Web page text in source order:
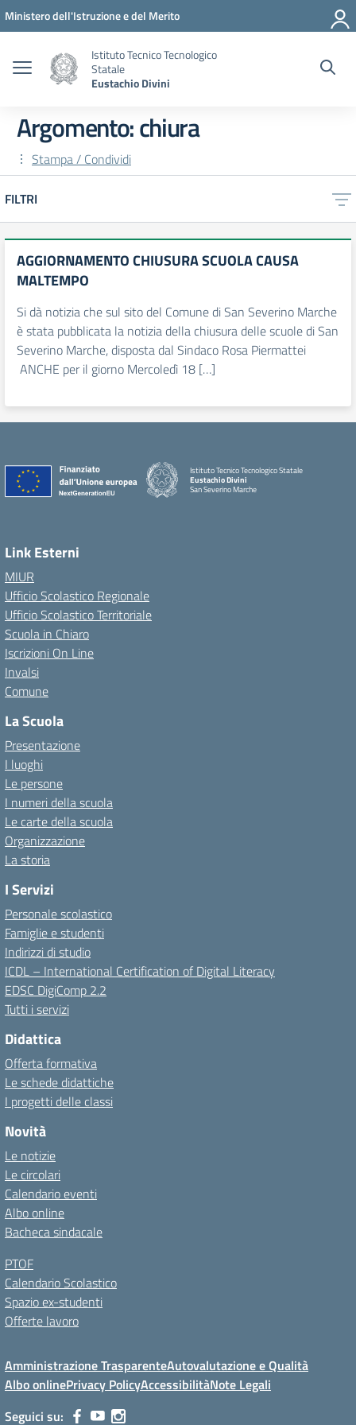
Vai ai contenuti
Vai al menu di navigazione
Vai al footer
Ministero dell'Istruzione e del Merito
Istituto Tecnico Tecnologico
Statale
Eustachio Divini
Argomento: chiura
Stampa / Condividi
FILTRI
AGGIORNAMENTO CHIUSURA SCUOLA CAUSA
MALTEMPO
Si dà notizia che sul sito del Comune di San Severino Marche
è stata pubblicata la notizia della chiusura delle scuole di San
Severino Marche, disposta dal Sindaco Rosa Piermattei
ANCHE per il giorno Mercoledì 18 […]
Istituto Tecnico Tecnologico Statale
Eustachio Divini
San Severino Marche
Link Esterni
MIUR
Ufficio Scolastico Regionale
Ufficio Scolastico Territoriale
Scuola in Chiaro
Iscrizioni On Line
Invalsi
Comune
La Scuola
Presentazione
I luoghi
Le persone
I numeri della scuola
Le carte della scuola
Organizzazione
La storia
I Servizi
Personale scolastico
Famiglie e studenti
Indirizzi di studio
ICDL – International Certification of Digital Literacy
EDSC DigiComp 2.2
Tutti i servizi
Didattica
Offerta formativa
Le schede didattiche
I progetti delle classi
Novità
Le notizie
Le circolari
Calendario eventi
Albo online
Bacheca sindacale
PTOF
Calendario Scolastico
Spazio ex-studenti
Offerte lavoro
Amministrazione TrasparenteAutovalutazione e Qualità
Albo onlinePrivacy PolicyAccessibilitàNote Legali
Seguici su: